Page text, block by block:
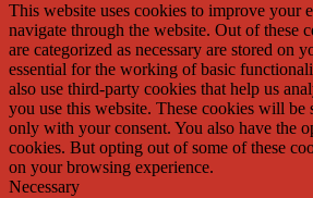
This website uses cookies to improve your
navigate through the website. Out of these
are categorized as necessary are stored on
essential for the working of basic
also use third-party cookies that help us
you use this website. These cookies will be
only with your consent. You also have the
cookies. But opting out of some of these
on your browsing experience.
Necessary